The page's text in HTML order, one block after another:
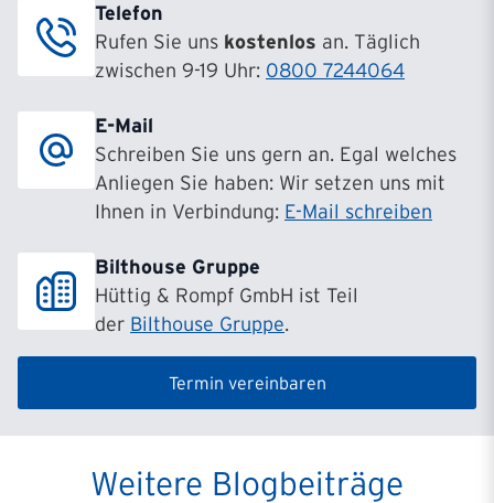
Telefon
Rufen Sie uns kostenlos an. Täglich
zwischen 9-19 Uhr: 0800 7244064
E-Mail
Schreiben Sie uns gern an. Egal welches
Anliegen Sie haben: Wir setzen uns mit
Ihnen in Verbindung: E-Mail schreiben
Bilthouse Gruppe
Hüttig & Rompf GmbH ist Teil
der Bilthouse Gruppe.
Termin vereinbaren
Weitere Blogbeiträge